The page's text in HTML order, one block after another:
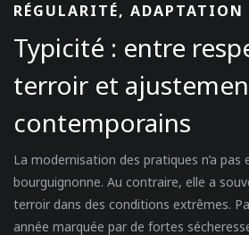
RÉGULARITÉ,
Typicité : entre
terroir et
contemporains
La modernisation des pratiques n’a pas
bourguignonne. Au contraire, elle a
terroir dans des conditions extrêmes.
année marquée par de fortes